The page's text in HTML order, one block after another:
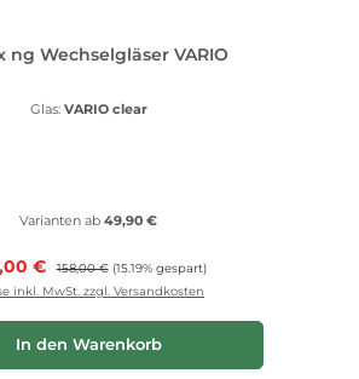
ng Wechselgläser VARIO
Glas: VARIO clear
Varianten ab 49,90 €
€ Regulärer Preis:
158,00 € (15.19% gespart)
inkl. MwSt. zzgl. Versandkosten
In den Warenkorb